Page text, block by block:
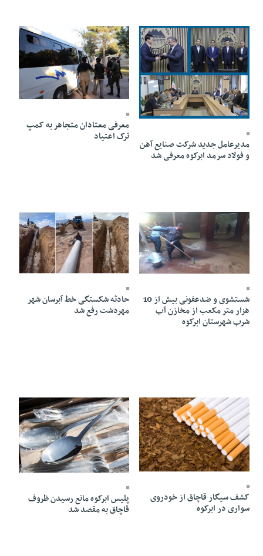
12 Khordad 1404 - 21:24
مدیرعامل جدید شرکت صنایع آهن
و فولاد سرمد ابرکوه معرفی شد
30 Farvardin 1404 - 19:09
معرفی معتادان متجاهر به کمپ
ترک اعتیاد
25 Esfand 1403 - 18:54
شستشوی و ضدعفونی بیش از 10
هزار متر مکعب از مخازن آب
شرب شهرستان ابرکوه
25 Esfand 1403 - 18:53
حادثه شکستگی خط آبرسان شهر
مهردشت رفع شد
29 Bahman 1403 - 08:57
کشف سیگار قاچاق از خودروی
سواری در ابرکوه
25 Bahman 1403 - 22:25
پلیس ابرکوه مانع رسیدن ظروف
قاچاق به مقصد شد